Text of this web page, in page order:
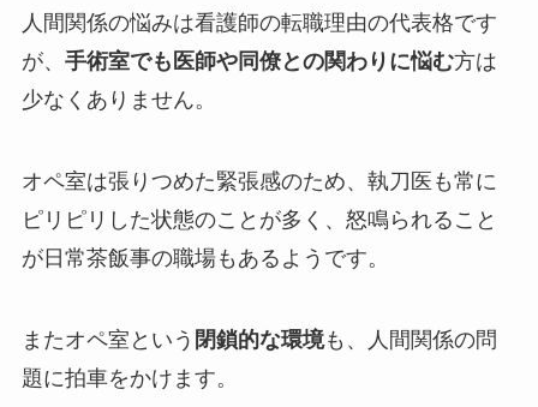
人間関係の悩みは看護師の転職理由の代表格です
が、 手術室でも医師や同僚との関わりに悩む方は
少なくありません。
オペ室は張りつめた緊張感のため、執刀医も常に
ピリピリした状態のことが多く、怒鳴られること
が日常茶飯事の職場もあるようです。
またオペ室という 閉鎖的な環境も、人間関係の問
題に拍車をかけます。